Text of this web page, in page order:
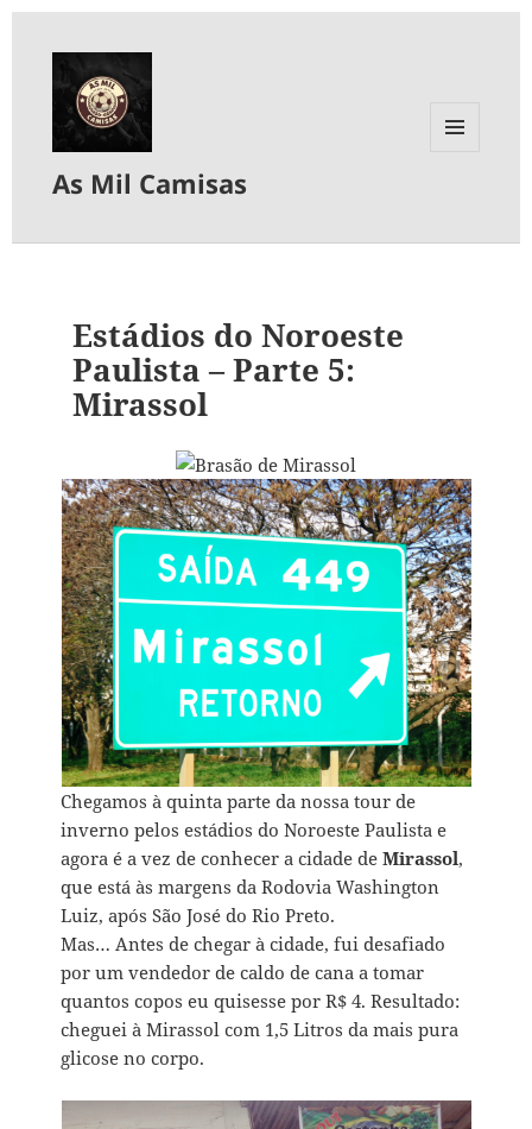
As Mil Camisas
Estádios do Noroeste
Paulista – Parte 5:
Mirassol
Chegamos à quinta parte da nossa tour de
inverno pelos estádios do Noroeste Paulista e
agora é a vez de conhecer a cidade deMirassol,
que está às margens da Rodovia Washington
Luiz, após São José do Rio Preto.
Mas… Antes de chegar à cidade, fui desafiado
por um vendedor de caldo de cana a tomar
quantos copos eu quisesse por R$ 4. Resultado:
cheguei à Mirassol com 1,5 Litros da mais pura
glicose no corpo.